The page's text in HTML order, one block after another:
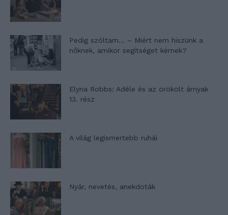
Pedig szóltam… – Miért nem hiszünk a
nőknek, amikor segítséget kérnek?
Elyna Robbs: Adéle és az örökölt árnyak
13. rész
A világ legismertebb ruhái
Nyár, nevetés, anekdoták